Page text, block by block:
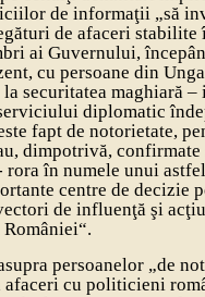
de informaţii „să
de afaceri stabilite
ai Guvernului,
cu persoane din
la securitatea maghiară
diplomatic
fapt de notorietate,
dimpotrivă,
rora în numele unui
centre de decizie
de influenţă şi
persoanelor „de
cu politicieni